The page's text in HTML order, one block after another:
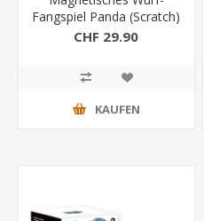
Fangspiel Panda (Scratch)
CHF 29.90
KAUFEN